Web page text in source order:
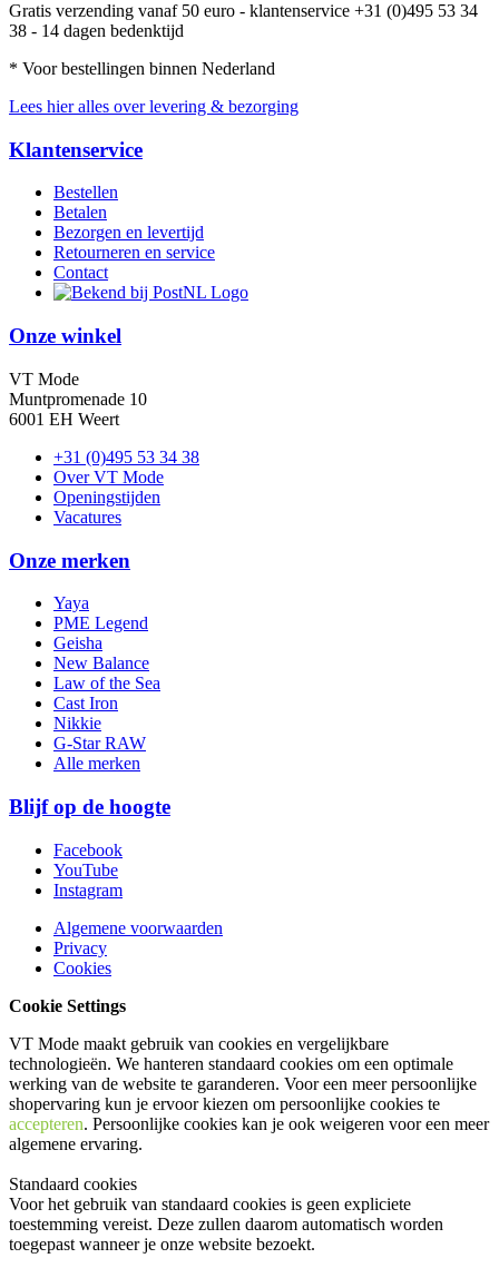
Gratis verzending vanaf 50 euro - klantenservice +31 (0)495 53 34
38 - 14 dagen bedenktijd
* Voor bestellingen binnen Nederland
Lees hier alles over levering & bezorging
Klantenservice
Bestellen
Betalen
Bezorgen en levertijd
Retourneren en service
Contact
Onze winkel
VT Mode
Muntpromenade 10
6001 EH Weert
+31 (0)495 53 34 38
Over VT Mode
Openingstijden
Vacatures
Onze merken
Yaya
PME Legend
Geisha
New Balance
Law of the Sea
Cast Iron
Nikkie
G-Star RAW
Alle merken
Blijf op de hoogte
Facebook
YouTube
Instagram
Algemene voorwaarden
Privacy
Cookies
Cookie Settings
VT Mode maakt gebruik van cookies en vergelijkbare
technologieën. We hanteren standaard cookies om een optimale
werking van de website te garanderen. Voor een meer persoonlijke
shopervaring kun je ervoor kiezen om persoonlijke cookies te
accepteren. Persoonlijke cookies kan je ook weigeren voor een meer
algemene ervaring.
Standaard cookies
Voor het gebruik van standaard cookies is geen expliciete
toestemming vereist. Deze zullen daarom automatisch worden
toegepast wanneer je onze website bezoekt.